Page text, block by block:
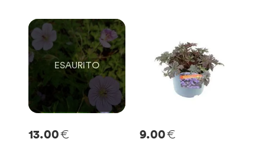
0
SOLO
RIMASTE
13.00€ 9.00€